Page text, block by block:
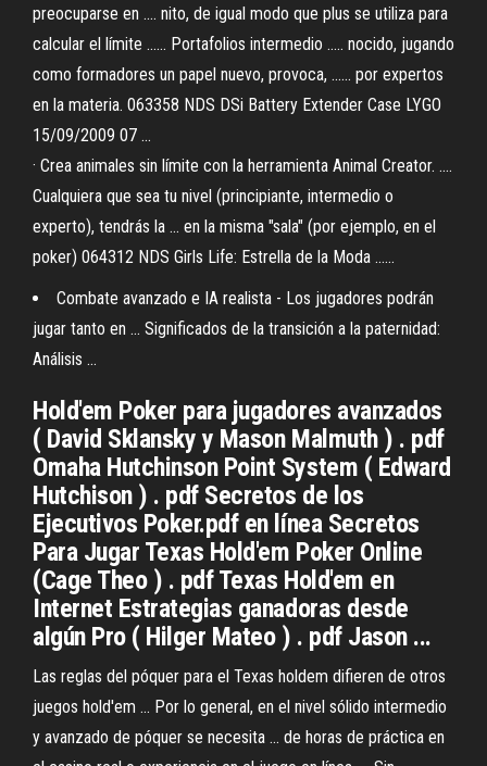
preocuparse en .... nito, de igual modo que plus se utiliza para
calcular el límite ...... Portafolios intermedio ..... nocido, jugando
como formadores un papel nuevo, provoca, ...... por expertos
en la materia. 063358 NDS DSi Battery Extender Case LYGO
15/09/2009 07 ...
· Crea animales sin límite con la herramienta Animal Creator. ....
Cualquiera que sea tu nivel (principiante, intermedio o
experto), tendrás la ... en la misma "sala" (por ejemplo, en el
poker) 064312 NDS Girls Life: Estrella de la Moda ......
Combate avanzado e IA realista - Los jugadores podrán
jugar tanto en ... Significados de la transición a la paternidad:
Análisis ...
Hold'em Poker para jugadores avanzados
( David Sklansky y Mason Malmuth ) . pdf
Omaha Hutchinson Point System ( Edward
Hutchison ) . pdf Secretos de los
Ejecutivos Poker.pdf en línea Secretos
Para Jugar Texas Hold'em Poker Online
(Cage Theo ) . pdf Texas Hold'em en
Internet Estrategias ganadoras desde
algún Pro ( Hilger Mateo ) . pdf Jason ...
Las reglas del póquer para el Texas holdem difieren de otros
juegos hold'em ... Por lo general, en el nivel sólido intermedio
y avanzado de póquer se necesita ... de horas de práctica en